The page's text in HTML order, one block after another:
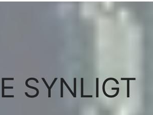
SYNLIGT